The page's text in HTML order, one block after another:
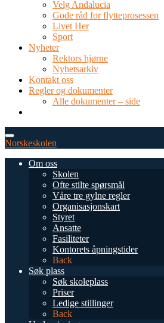
Velg Andalucia
Gode råd for flytteprosessen
Livet Her
Sport
Nyheter
Rektors hjørne
Nyhetsarkiv
Kontakt oss
Regler og dokumenter
Alle dokumenter – side
Norskeskolen
Om oss
Skolen
Ofte stilte spørsmål
Våre tre gylne regler
Organisasjonskart
Styret
Ansatte
Fasiliteter
Kontorets åpningstider
Back
Søk plass
Søk skoleplass
Priser
Ledige stillinger
Back